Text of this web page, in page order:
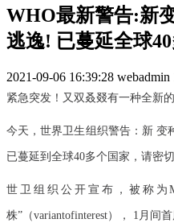
WHO最新警告:新
逃逸! 已蔓延全球
2021-09-06 16:39:28 webadmin
紧急突发！又双叒叕有一种全新
今天，世界卫生组织警告：新 变
已蔓延到全球40多个国家，请密切
世卫组织公开宣布，被称为
株”（variantofinterest）， 1月间